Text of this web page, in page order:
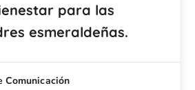
para las
esmeraldeñas.
Comunicación